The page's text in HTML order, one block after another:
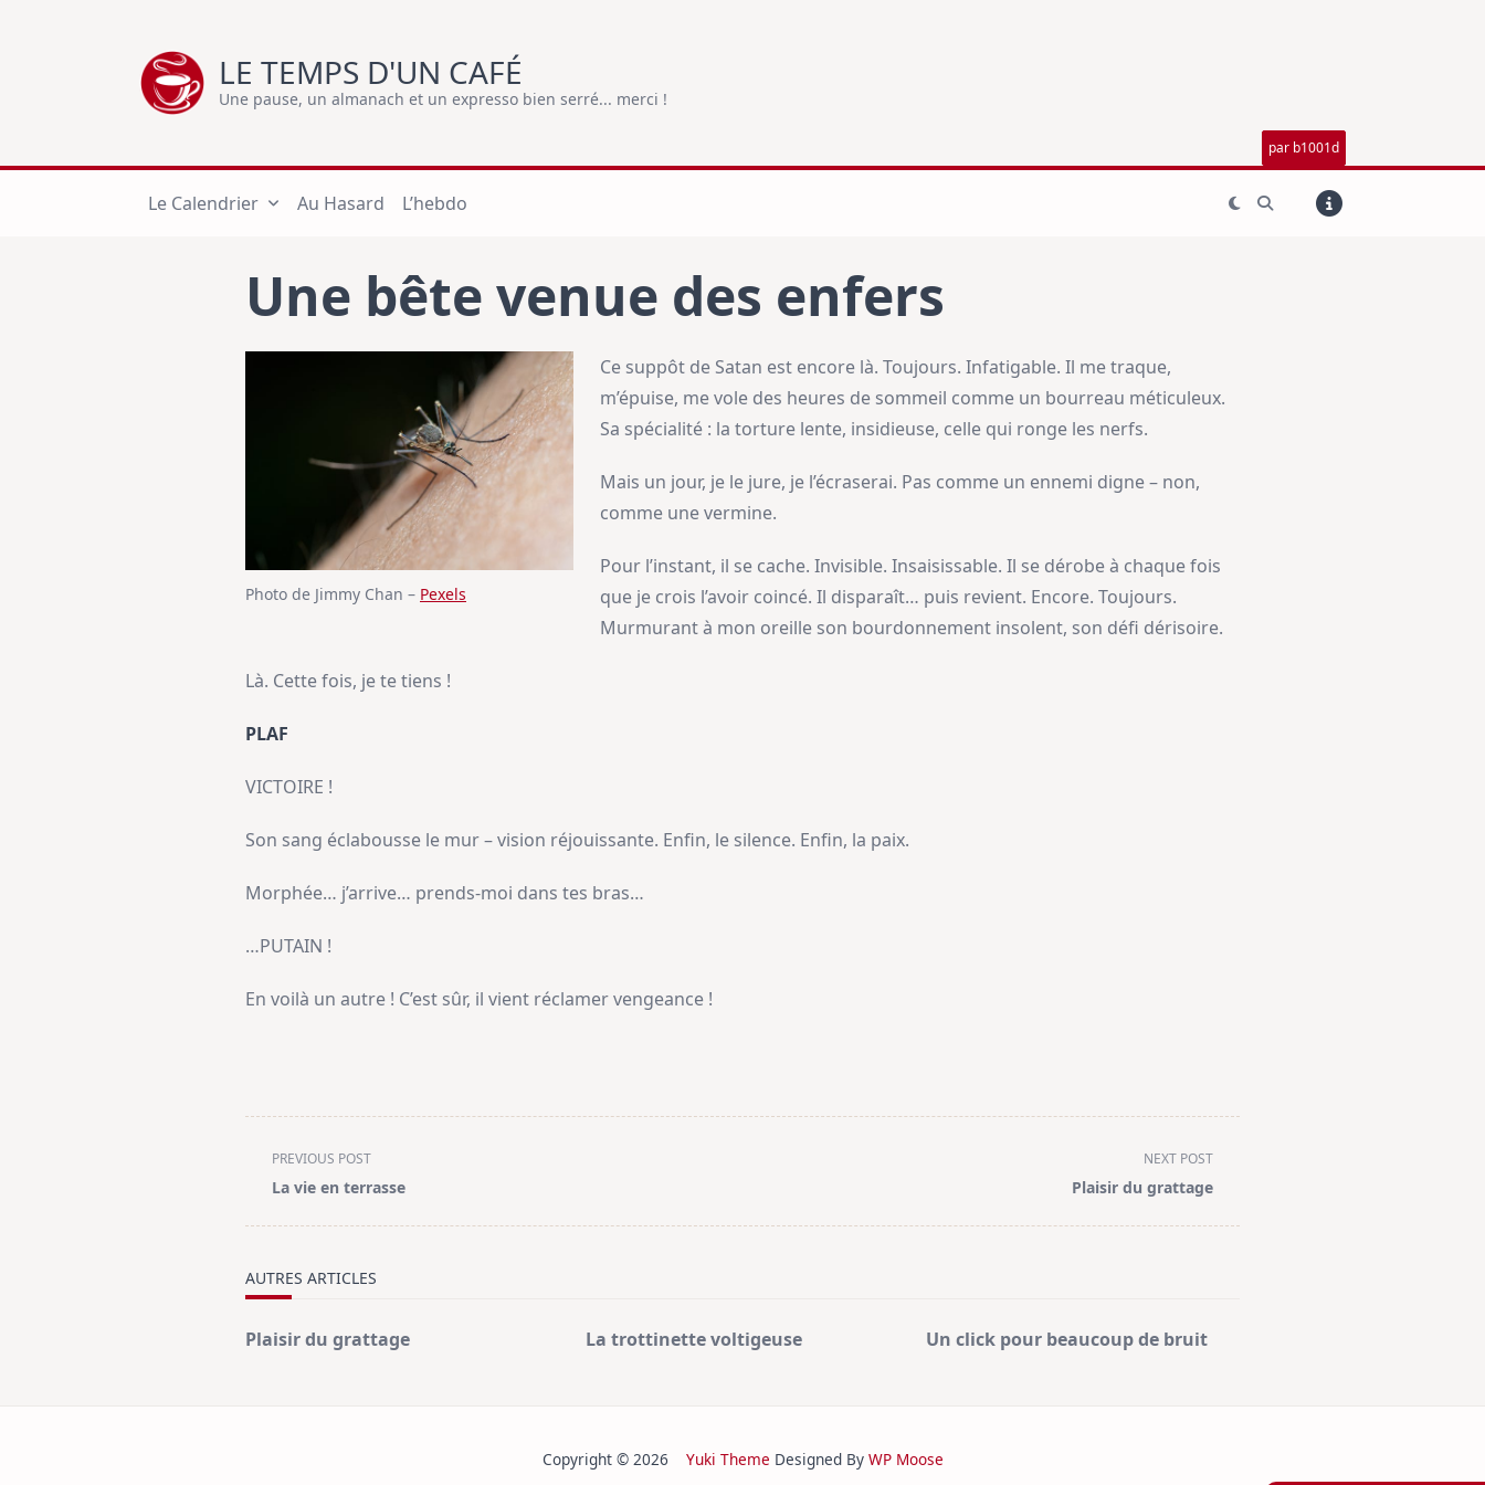
LE TEMPS D'UN CAFÉ
Une pause, un almanach et un expresso bien serré... merci !
par b1001d
Le Calendrier Au Hasard L’hebdo
Une bête venue des enfers
Photo de Jimmy Chan – Pexels
Ce suppôt de Satan est encore là. Toujours. Infatigable. Il me traque,
m’épuise, me vole des heures de sommeil comme un bourreau méticuleux.
Sa spécialité : la torture lente, insidieuse, celle qui ronge les nerfs.
Mais un jour, je le jure, je l’écraserai. Pas comme un ennemi digne – non,
comme une vermine.
Pour l’instant, il se cache. Invisible. Insaisissable. Il se dérobe à chaque fois
que je crois l’avoir coincé. Il disparaît… puis revient. Encore. Toujours.
Murmurant à mon oreille son bourdonnement insolent, son défi dérisoire.
Là. Cette fois, je te tiens !
PLAF
VICTOIRE !
Son sang éclabousse le mur – vision réjouissante. Enfin, le silence. Enfin, la paix.
Morphée… j’arrive… prends-moi dans tes bras…
…PUTAIN !
En voilà un autre ! C’est sûr, il vient réclamer vengeance !
<span
class="nav-
text">Page</span>
PREVIOUS POST
La vie en terrasse
NEXT POST
Plaisir du grattage
AUTRES ARTICLES
Plaisir du grattage La trottinette voltigeuse Un click pour beaucoup de bruit
Copyright © 2026 Yuki Theme Designed By WP Moose